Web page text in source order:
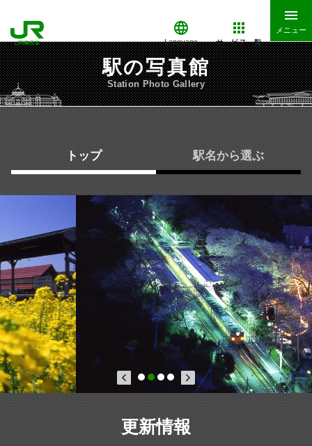
Language サービス一覧
メニュー
駅の写真館
Station Photo Gallery
トップ 駅名から選ぶ
更新情報